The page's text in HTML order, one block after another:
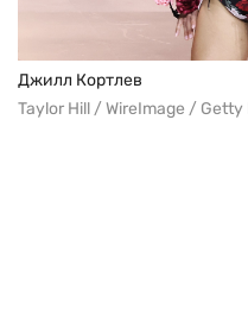
Джилл Кортлев
Taylor Hill / WireImage / Getty